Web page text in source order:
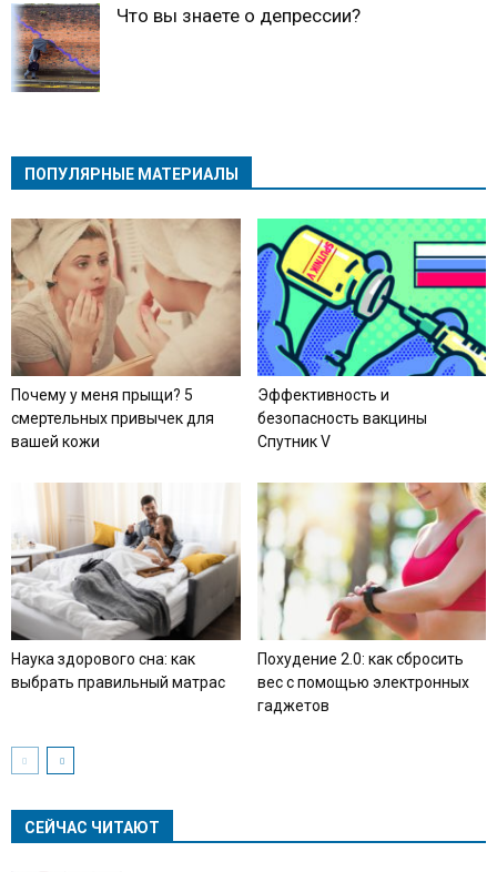
Что вы знаете о депрессии?
ПОПУЛЯРНЫЕ МАТЕРИАЛЫ
Почему у меня прыщи? 5
смертельных привычек для
вашей кожи
Эффективность и
безопасность вакцины
Спутник V
Наука здорового сна: как
выбрать правильный матрас
Похудение 2.0: как сбросить
вес с помощью электронных
гаджетов
СЕЙЧАС ЧИТАЮТ